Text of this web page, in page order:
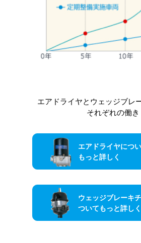
エアドライヤとウェッジブレ
それぞれの働き
エアドライヤにつ
もっと詳しく
ウェッジブレーキ
ついてもっと詳しく